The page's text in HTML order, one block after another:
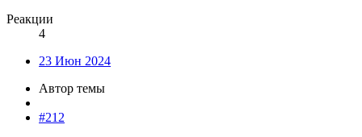
Реакции
4
23 Июн 2024
Автор темы
#212